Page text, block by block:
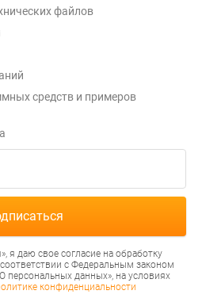
файлов
средств и примеров
я даю свое согласие на обработку
с Федеральным законом
данных», на условиях
конфиденциальности